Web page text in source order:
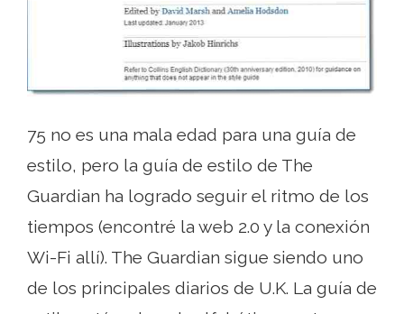
75 no es una mala edad para una guía de
estilo, pero la guía de estilo de The
Guardian ha logrado seguir el ritmo de los
tiempos (encontré la web 2.0 y la conexión
Wi-Fi allí). The Guardian sigue siendo uno
de los principales diarios de U.K. La guía de